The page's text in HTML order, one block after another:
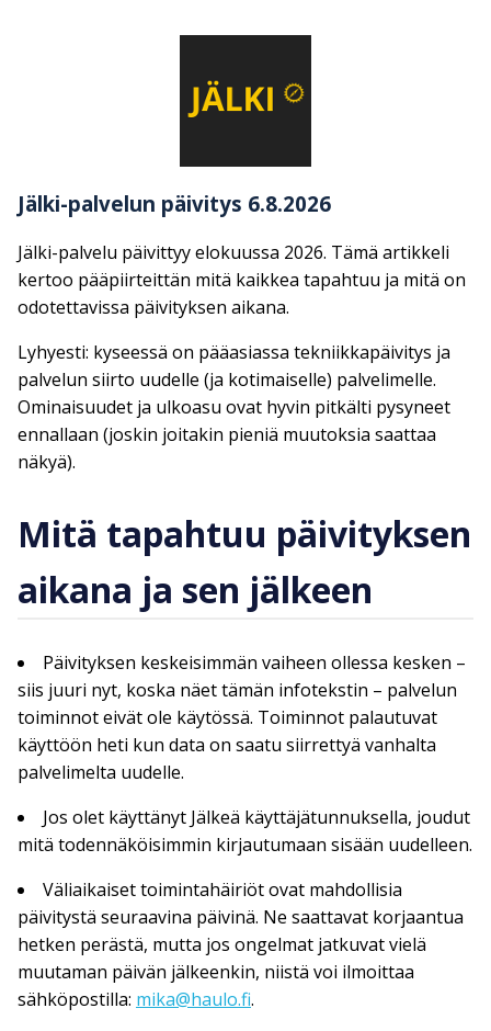
Jälki-palvelun päivitys 6.8.2026
Jälki-palvelu päivittyy elokuussa 2026. Tämä artikkeli
kertoo pääpiirteittän mitä kaikkea tapahtuu ja mitä on
odotettavissa päivityksen aikana.
Lyhyesti: kyseessä on pääasiassa tekniikkapäivitys ja
palvelun siirto uudelle (ja kotimaiselle) palvelimelle.
Ominaisuudet ja ulkoasu ovat hyvin pitkälti pysyneet
ennallaan (joskin joitakin pieniä muutoksia saattaa
näkyä).
Mitä tapahtuu päivityksen
aikana ja sen jälkeen
Päivityksen keskeisimmän vaiheen ollessa kesken –
siis juuri nyt, koska näet tämän infotekstin – palvelun
toiminnot eivät ole käytössä. Toiminnot palautuvat
käyttöön heti kun data on saatu siirrettyä vanhalta
palvelimelta uudelle.
Jos olet käyttänyt Jälkeä käyttäjätunnuksella, joudut
mitä todennäköisimmin kirjautumaan sisään uudelleen.
Väliaikaiset toimintahäiriöt ovat mahdollisia
päivitystä seuraavina päivinä. Ne saattavat korjaantua
hetken perästä, mutta jos ongelmat jatkuvat vielä
muutaman päivän jälkeenkin, niistä voi ilmoittaa
sähköpostilla: mika@haulo.fi.